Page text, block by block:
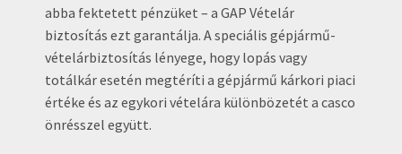
abba fektetett pénzüket – a GAP Vételár
biztosítás ezt garantálja. A speciális gépjármű-
vételárbiztosítás lényege, hogy lopás vagy
totálkár esetén megtéríti a gépjármű kárkori piaci
értéke és az egykori vételára különbözetét a casco
önrésszel együtt.